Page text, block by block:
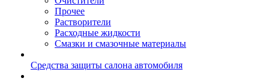
Прочее
Растворители
Расходные жидкости
Смазки и смазочные материалы
Средства защиты салона автомобиля